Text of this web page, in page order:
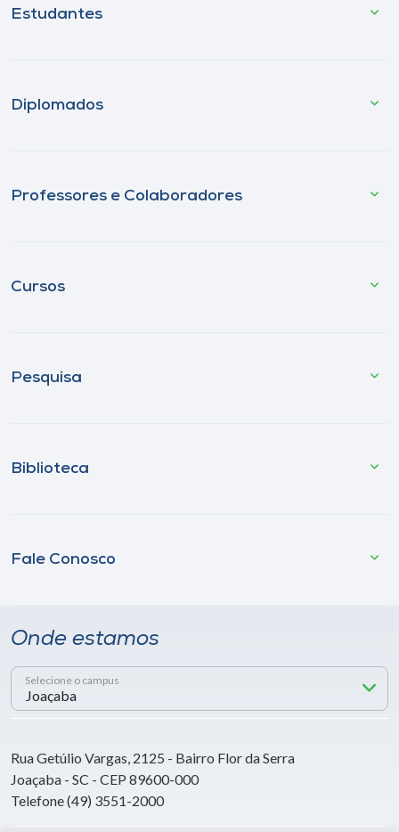
Estudantes
Diplomados
Professores e Colaboradores
Cursos
Pesquisa
Biblioteca
Fale Conosco
Onde estamos
Selecione o campus
Rua Getúlio Vargas, 2125 - Bairro Flor da Serra
Joaçaba - SC - CEP 89600-000
Telefone (49) 3551-2000